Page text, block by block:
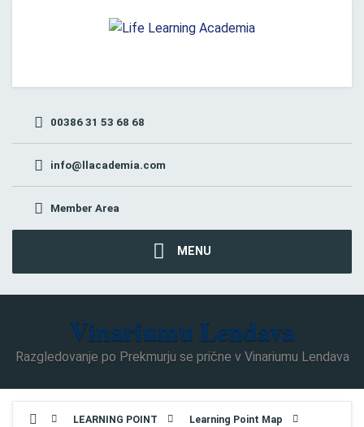
00386 31 53 68 68
info@llacademia.com
Member Area
MENU
Vinariumu Lendava
Razgledovanje po Prekmurju se prične v Vinariumu Lendava
LEARNING POINT Learning Point Map